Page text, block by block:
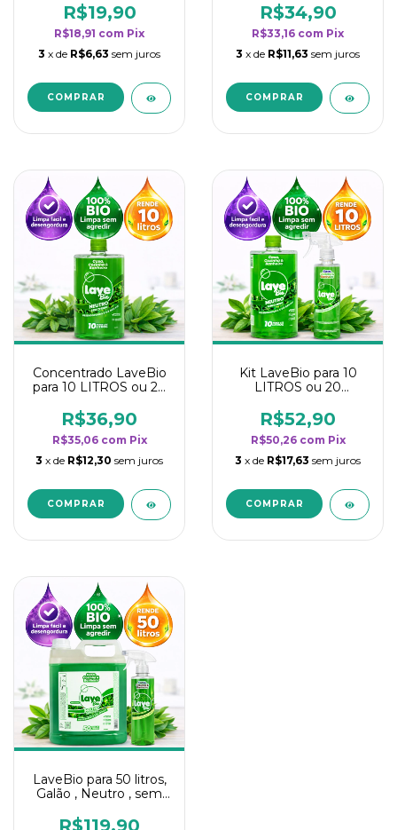
rendimento da
categoria - Neutro
R$19,90
R$18,91 com Pix
3 x de R$6,63 sem juros
rendimento da
categoria - Neutro
R$34,90
R$33,16 com Pix
3 x de R$11,63 sem juros
Concentrado LaveBio
para 10 LITROS ou 20
rendimento da
categoria - Neutro
R$36,90
R$35,06 com Pix
3 x de R$12,30 sem juros
Kit LaveBio para 10
LITROS ou 20
rendimento da
categoria - Neutro
R$52,90
R$50,26 com Pix
3 x de R$17,63 sem juros
LaveBio para 50 litros,
Galão , Neutro , sem